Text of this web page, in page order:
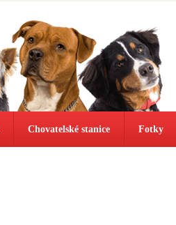
Chovatelské stanice Fotky